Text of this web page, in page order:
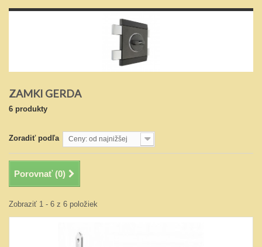
ZAMKI GERDA
6 produkty
Zoradiť podľa Ceny: od najnižšej
Porovnať (0)
Zobraziť 1 - 6 z 6 položiek